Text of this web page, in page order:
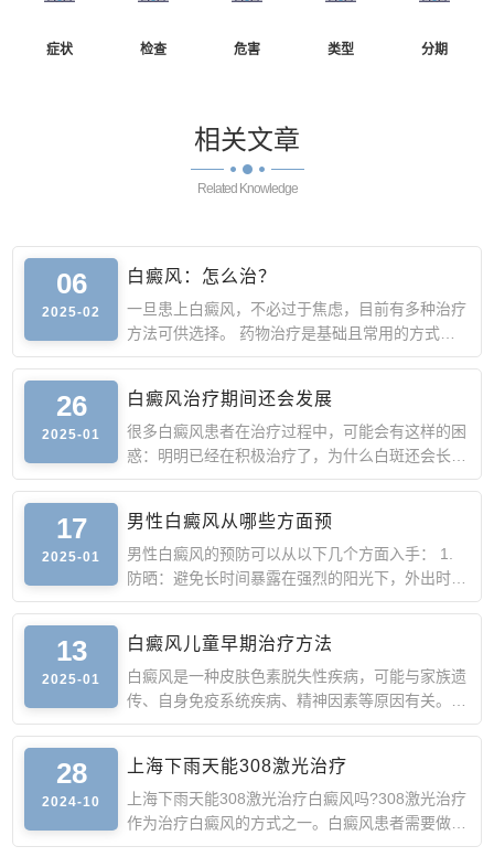
症状 检查 危害 类型 分期
相关文章
Related Knowledge
06
2025-02
白癜风：怎么治？
一旦患上白癜风，不必过于焦虑，目前有多种治疗
方法可供选择。 药物治疗是基础且常用的方式。
外用药物如糖皮质
26
2025-01
白癜风治疗期间还会发展
很多白癜风患者在治疗过程中，可能会有这样的困
惑：明明已经在积极治疗了，为什么白斑还会长出
来或者面积比原
17
2025-01
男性白癜风从哪些方面预
男性白癜风的预防可以从以下几个方面入手： 1.
防晒：避免长时间暴露在强烈的阳光下，外出时涂
抹防晒霜，佩戴遮
13
2025-01
白癜风儿童早期治疗方法
白癜风是一种皮肤色素脱失性疾病，可能与家族遗
传、自身免疫系统疾病、精神因素等原因有关。
儿童白癜风早期的
28
2024-10
上海下雨天能308激光治疗
上海下雨天能308激光治疗白癜风吗?308激光治疗
作为治疗白癜风的方式之一。白癜风患者需要做好
防晒工作，以免猛烈